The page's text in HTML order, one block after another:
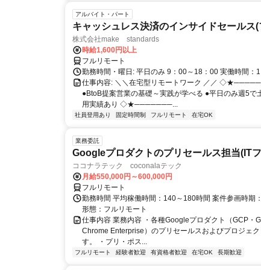
アルバイト・パート
キャッシュレス決済のインサイドセールス
株式会社make standards
時給1,600円以上
フルリモート
勤務時間・曜日: 平日のみ 9：00～18：00 実働時間：
仕事内容: ＼＼在宅型リモートワーク ／／
●BtoB提案営業の基礎～実践が学べる ●平日のみ週5
用実績あり ◇★───────...
社員登用あり 固定時間制 フルリモート 在宅OK
業務委託
Googleプロダクトのプリセールス担当(IT
ココナラテック coconalaテック
月給550,000円～600,000円
フルリモート
勤務時間 平均稼働時間：140～180時間 案件参画時期
形態：フルリモート
仕事内容 業務内容 ・各種Googleプロダクト（GCP・
Chrome Enterprise）のプリセールスおよびプロジェ
す。 ・プリ・ポス...
フルリモート 経験者歓迎 有資格者歓迎 在宅OK 長期歓迎